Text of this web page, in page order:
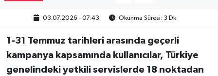
03.07.2026 - 07:43 Okunma Süresi: 3 Dk
1-31 Temmuz tarihleri arasında geçerli
kampanya kapsamında kullanıcılar, Türkiye
genelindeki yetkili servislerde 18 noktadan